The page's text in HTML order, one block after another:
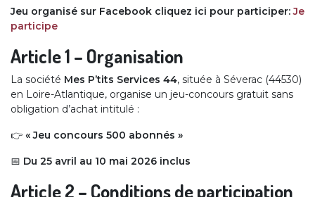
Jeu organisé sur Facebook cliquez ici pour participer:Je
participe
Article 1 – Organisation
La société Mes P’tits Services 44, située à Séverac (44530)
en Loire-Atlantique, organise un jeu-concours gratuit sans
obligation d’achat intitulé :
👉 « Jeu concours 500 abonnés »
📅 Du 25 avril au 10 mai 2026 inclus
Article 2 – Conditions de participation